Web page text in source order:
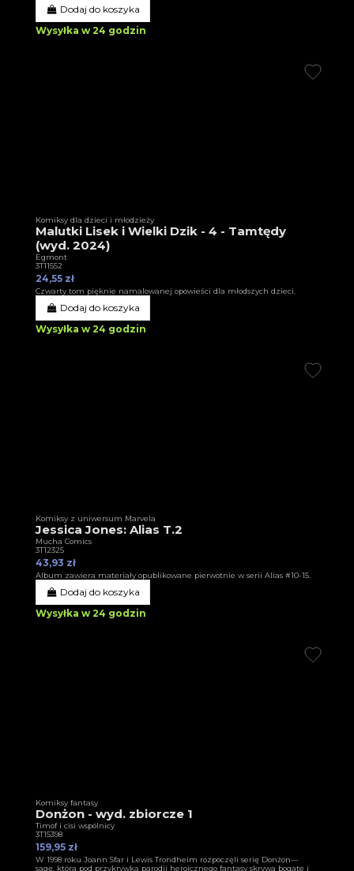
Dodaj do koszyka
Wysyłka w 24 godzin
Komiksy dla dzieci i młodzieży
Malutki Lisek i Wielki Dzik - 4 - Tamtędy
(wyd. 2024)
Egmont
3T11552
24,55 zł
Czwarty tom pięknie namalowanej opowieści dla młodszych dzieci.
Dodaj do koszyka
Wysyłka w 24 godzin
Komiksy z uniwersum Marvela
Jessica Jones: Alias T.2
Mucha Comics
3T12325
43,93 zł
Album zawiera materiały opublikowane pierwotnie w serii Alias #10-15.
Dodaj do koszyka
Wysyłka w 24 godzin
Komiksy fantasy
Donżon - wyd. zbiorcze 1
Timof i cisi wspólnicy
3T15398
159,95 zł
W 1998 roku Joann Sfar i Lewis Trondheim rozpoczęli serię Donżon—
sagę, która pod przykrywką parodii heroicznego fantasy skrywa bogate i